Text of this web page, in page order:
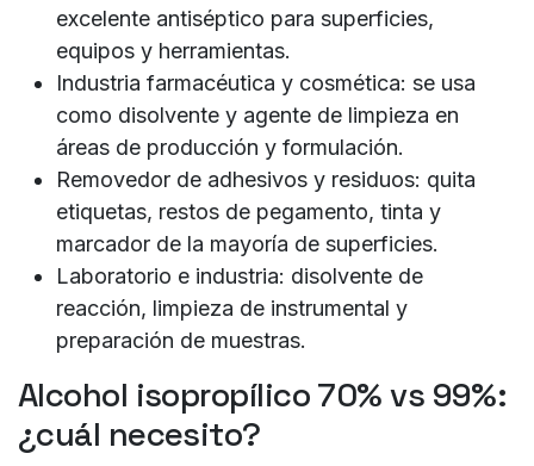
excelente antiséptico para superficies,
equipos y herramientas.
Industria farmacéutica y cosmética: se usa
como disolvente y agente de limpieza en
áreas de producción y formulación.
Removedor de adhesivos y residuos: quita
etiquetas, restos de pegamento, tinta y
marcador de la mayoría de superficies.
Laboratorio e industria: disolvente de
reacción, limpieza de instrumental y
preparación de muestras.
Alcohol isopropílico 70% vs 99%:
¿cuál necesito?